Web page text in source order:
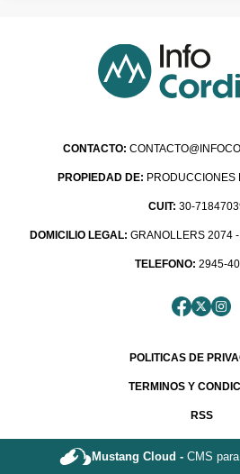
CONTACTO:
PROPIEDAD DE: PRODUCCIONES
CUIT: 30-
DOMICILIO LEGAL: GRANOLLERS 2074
TELEFONO: 2945-
POLITICAS DE
TERMINOS Y
RSS
Mustang Cloud -CMS para